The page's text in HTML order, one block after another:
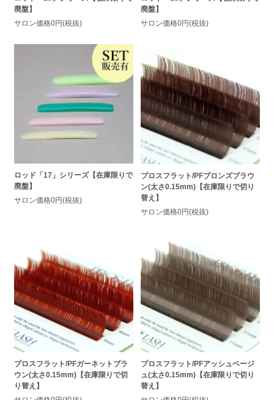
廃盤】
サロン価格0円(税抜)
廃盤】
サロン価格0円(税抜)
ロッド「17」シリーズ【在庫限りで
廃盤】
サロン価格0円(税抜)
プロスフラット/PFブロンズブラウ
ン(太さ0.15mm)【在庫限りで切り
替え】
サロン価格0円(税抜)
プロスフラット/PFガーネットブラ
ウン(太さ0.15mm)【在庫限りで切
り替え】
プロスフラット/PFアッシュベージ
ュ(太さ0.15mm)【在庫限りで切り
替え】